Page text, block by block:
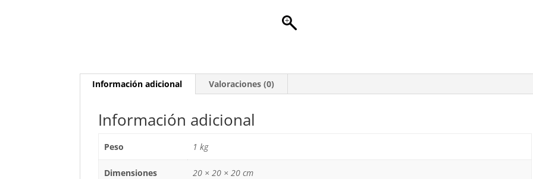
Información adicional Valoraciones (0)
Información adicional
Peso 1 kg
Dimensiones 20 × 20 × 20 cm